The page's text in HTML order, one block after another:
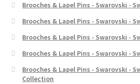
Brooches & Lapel Pins - Swarovski -
Brooches & Lapel Pins - Swarovski -
Brooches & Lapel Pins - Swarovski -
Brooches & Lapel Pins - Swarovski -
Brooches & Lapel Pins - Swarovski -
Collection